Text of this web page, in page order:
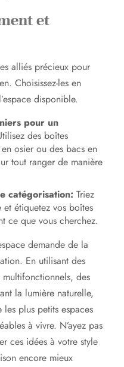
et
alliés précieux pour
Choisissez-les en
disponible.
pour un
des boîtes
osier ou des bacs en
tout ranger de manière
catégorisation: Triez
étiquetez vos boîtes
ce que vous cherchez.
demande de la
En utilisant des
multifonctionnels, des
la lumière naturelle,
plus petits espaces
à vivre. N’ayez pas
ces idées à votre style
encore mieux